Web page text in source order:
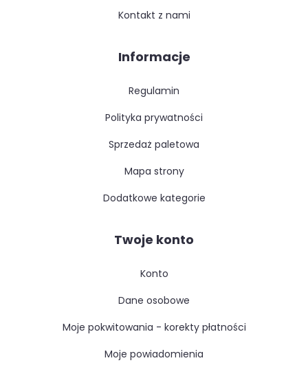
kontakt z nami
Informacje
regulamin
polityka prywatności
sprzedaż paletowa
mapa strony
dodatkowe kategorie
Twoje konto
konto
dane osobowe
moje pokwitowania - korekty płatności
moje powiadomienia